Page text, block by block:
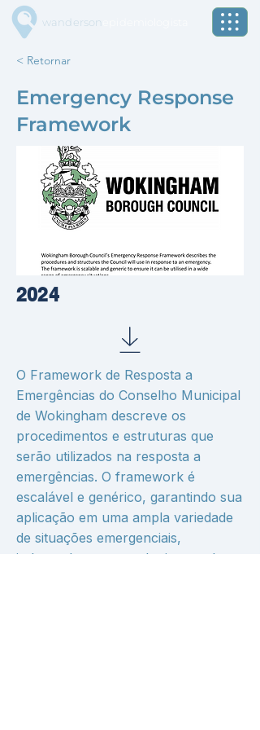
wanderson
< Retornar
Emergency Response
Framework
2024
O Framework de Resposta a
Emergências do Conselho Municipal
de Wokingham descreve os
procedimentos e estruturas que
serão utilizados na resposta a
emergências. O framework é
escalável e genérico, garantindo sua
aplicação em uma ampla variedade
de situações emergenciais,
independentemente do tipo ou da